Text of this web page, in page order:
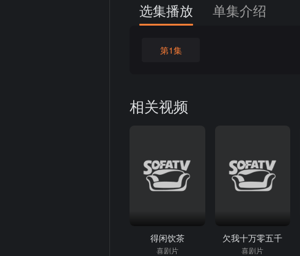
选集播放 单集介绍
第1集
相关视频
得闲饮茶
喜剧片
欠我十万零五千
喜剧片